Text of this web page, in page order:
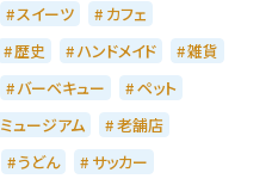
スイーツ
カフェ
歴史 ハンドメイド
雑貨
バーベキュー
ペット
ミュージアム
老舗店
うどん
サッカー